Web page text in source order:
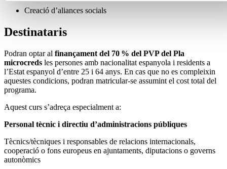
Creació d’aliances socials
Destinataris
Podran optar al finançament del 70 % del PVP del Pla
microcreds les persones amb nacionalitat espanyola i residents a
l’Estat espanyol d’entre 25 i 64 anys. En cas que no es compleixin
aquestes condicions, podran matricular-se assumint el cost total del
programa.
Aquest curs s’adreça especialment a:
Personal tècnic i directiu d’administracions públiques
Tècnics/tècniques i responsables de relacions internacionals,
cooperació o fons europeus en ajuntaments, diputacions o governs
autonòmics